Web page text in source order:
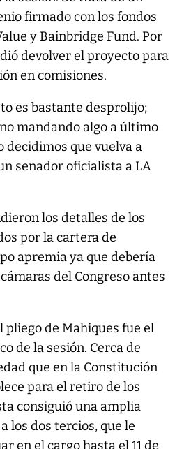
firmado con los fondos
y Bainbridge Fund. Por
devolver el proyecto para
en comisiones.
es bastante desprolijo;
mandando algo a último
decidimos que vuelva a
senador oficialista a LA
los detalles de los
por la cartera de
apremia ya que debería
del Congreso antes
de Mahiques fue el
de la sesión. Cerca de
que en la Constitución
para el retiro de los
consiguió una amplia
los dos tercios, que le
en el cargo hasta el 11 de